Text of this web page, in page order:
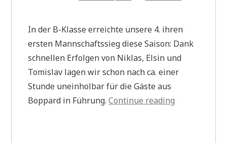
In der B-Klasse erreichte unsere 4. ihren
ersten Mannschaftssieg diese Saison: Dank
schnellen Erfolgen von Niklas, Elsin und
Tomislav lagen wir schon nach ca. einer
Stunde uneinholbar für die Gäste aus
Boppard in Führung.Continue reading